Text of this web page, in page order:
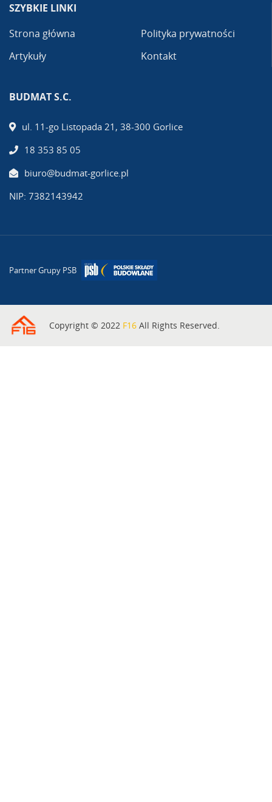
SZYBKIE LINKI
Strona główna
Artykuły
Polityka prywatności
Kontakt
BUDMAT S.C.
ul. 11-go Listopada 21, 38-300 Gorlice
18 353 85 05
biuro@budmat-gorlice.pl
NIP: 7382143942
Partner Grupy PSB
Copyright © 2022 F16 All Rights Reserved.